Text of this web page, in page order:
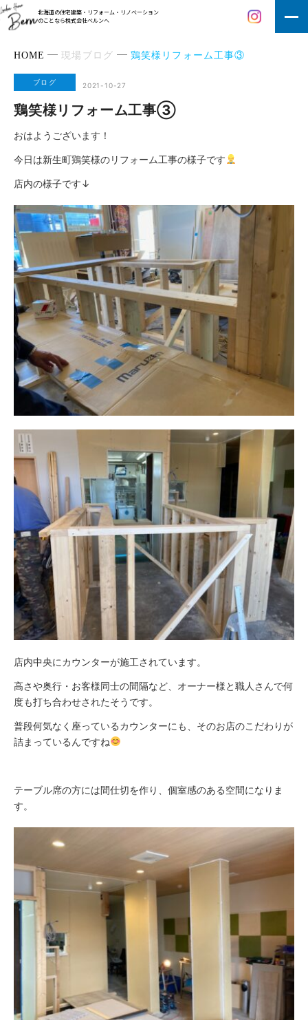
北海道の住宅建築・リフォーム・リノベーション
のことなら株式会社ベルンへ
HOME 現場ブログ 鶏笑様リフォーム工事③
ブログ 2021-10-27
鶏笑様リフォーム工事③
おはようございます！
今日は新生町鶏笑様のリフォーム工事の様子です
店内の様子です↓
店内中央にカウンターが施工されています。
高さや奥行・お客様同士の間隔など、オーナー様と職人さんで何
度も打ち合わせされたそうです。
普段何気なく座っているカウンターにも、そのお店のこだわりが
詰まっているんですね
テーブル席の方には間仕切を作り、個室感のある空間になりま
す。